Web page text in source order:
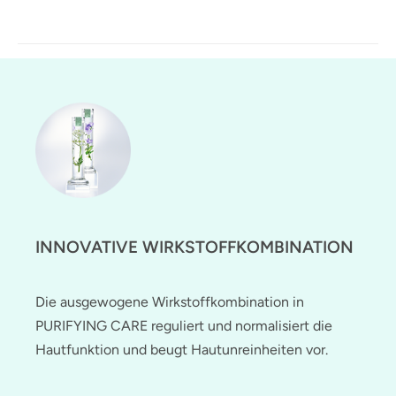
INNOVATIVE WIRKSTOFFKOMBINATION
Die ausgewogene Wirkstoffkombination in
PURIFYING CARE reguliert und normalisiert die
Hautfunktion und beugt Hautunreinheiten vor.